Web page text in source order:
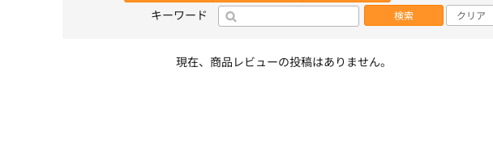
キーワード 検索 クリア
現在、商品レビューの投稿はありません。